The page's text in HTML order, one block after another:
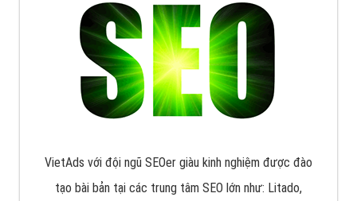
VietAds với đội ngũ SEOer giàu kinh nghiệm được đào
tạo bài bản tại các trung tâm SEO lớn như: Litado,